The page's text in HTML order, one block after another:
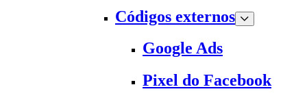
Códigos externos
Google Ads
Pixel do Facebook